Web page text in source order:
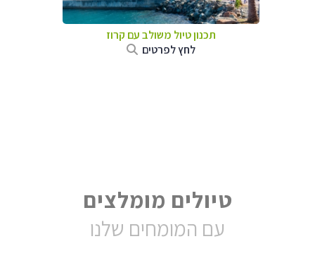
תכנון טיול משולב עם קרוז
לחץ לפרטים
טיולים מומלצים
עם המומחים שלנו